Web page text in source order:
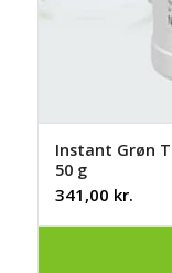
Instant Grøn
50 g
341,00 kr.